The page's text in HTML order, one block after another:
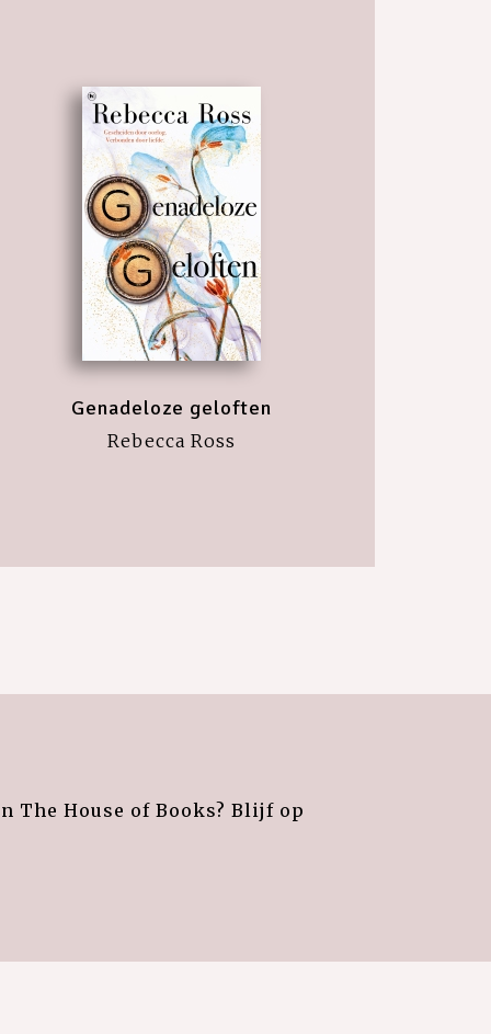
Genadeloze geloften
Rebecca Ross
The House of Books? Blijf op